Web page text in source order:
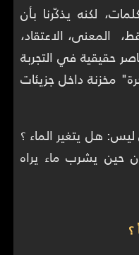
لكنه يذكّرنا بأن
المعنى، الاعتقاد،
حقيقية في التجربة
مخزنة داخل جزيئات
هل يتغير الماء ؟
حين يشرب ماء يراه
؟